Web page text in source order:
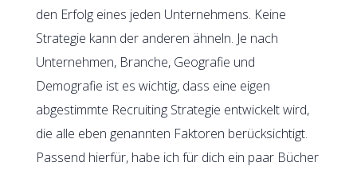
den Erfolg eines jeden Unternehmens. Keine
Strategie kann der anderen ähneln. Je nach
Unternehmen, Branche, Geografie und
Demografie ist es wichtig, dass eine eigen
abgestimmte Recruiting Strategie entwickelt wird,
die alle eben genannten Faktoren berücksichtigt.
Passend hierfür, habe ich für dich ein paar Bücher